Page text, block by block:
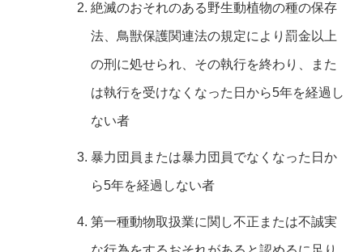
絶滅のおそれのある野生動植物の種の保存
法、鳥獣保護関連法の規定により罰金以上
の刑に処せられ、その執行を終わり、また
は執行を受けなくなった日から5年を経過し
ない者
暴力団員または暴力団員でなくなった日か
ら5年を経過しない者
第一種動物取扱業に関し不正または不誠実